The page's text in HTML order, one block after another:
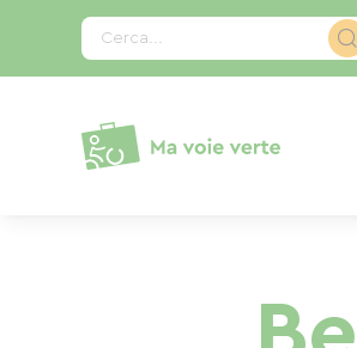
Cerca...
Pannello di gestione dei cookies